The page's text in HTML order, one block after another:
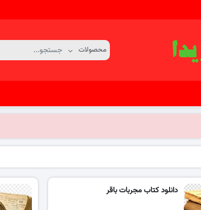
دانلود کتاب مجربات باقر